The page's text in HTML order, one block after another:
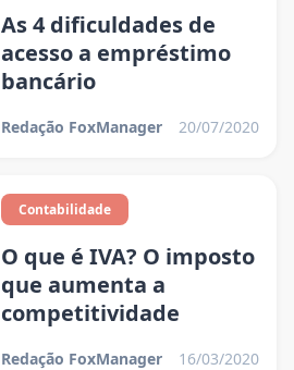
As 4 dificuldades de
acesso a empréstimo
bancário
Redação FoxManager 20/07/2020
Contabilidade
O que é IVA? O imposto
que aumenta a
competitividade
Redação FoxManager 16/03/2020